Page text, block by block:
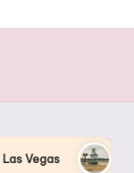
El hotel